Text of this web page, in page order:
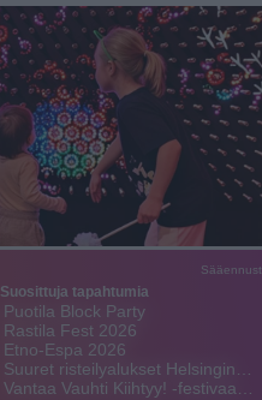
Suosittuja tapahtumia
Puotila Block Party
Rastila Fest 2026
Etno-Espa 2026
Suuret risteilyalukset Helsingin…
Vantaa Vauhti Kiihtyy! -festivaa…